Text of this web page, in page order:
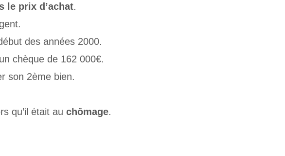
le prix d’achat.
des années 2000.
chèque de 162 000€.
son 2ème bien.
qu’il était auchômage.